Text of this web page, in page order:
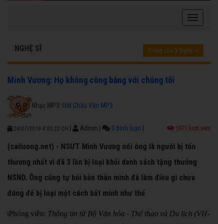
NGHỆ SĨ Trang chủ Nghệ sĩ
Minh Vương: Họ không công bằng với chúng tôi
Nhạc MP3: Hát Chầu Văn MP3
24/07/2018 4:05:22 CH Admin 0 bình luận 1071 lượt xem
(cailuong.net) - NSƯT Minh Vương nói ông là người bị tổn
thương nhất vì đã 3 lần bị loại khỏi danh sách tặng thưởng
NSND. Ông cũng tự hỏi bản thân mình đã làm điều gì chưa
đúng để bị loại một cách bất minh như thế
iPhóng viên: Thông tin từ Bộ Văn hóa - Thể thao và Du lịch (VH-